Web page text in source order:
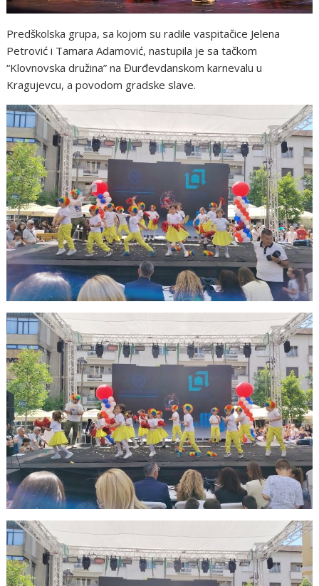
Predškolska grupa, sa kojom su radile vaspitačice Jelena
Petrović i Tamara Adamović, nastupila je sa tačkom
“Klovnovska družina” na Đurđevdanskom karnevalu u
Kragujevcu, a povodom gradske slave.